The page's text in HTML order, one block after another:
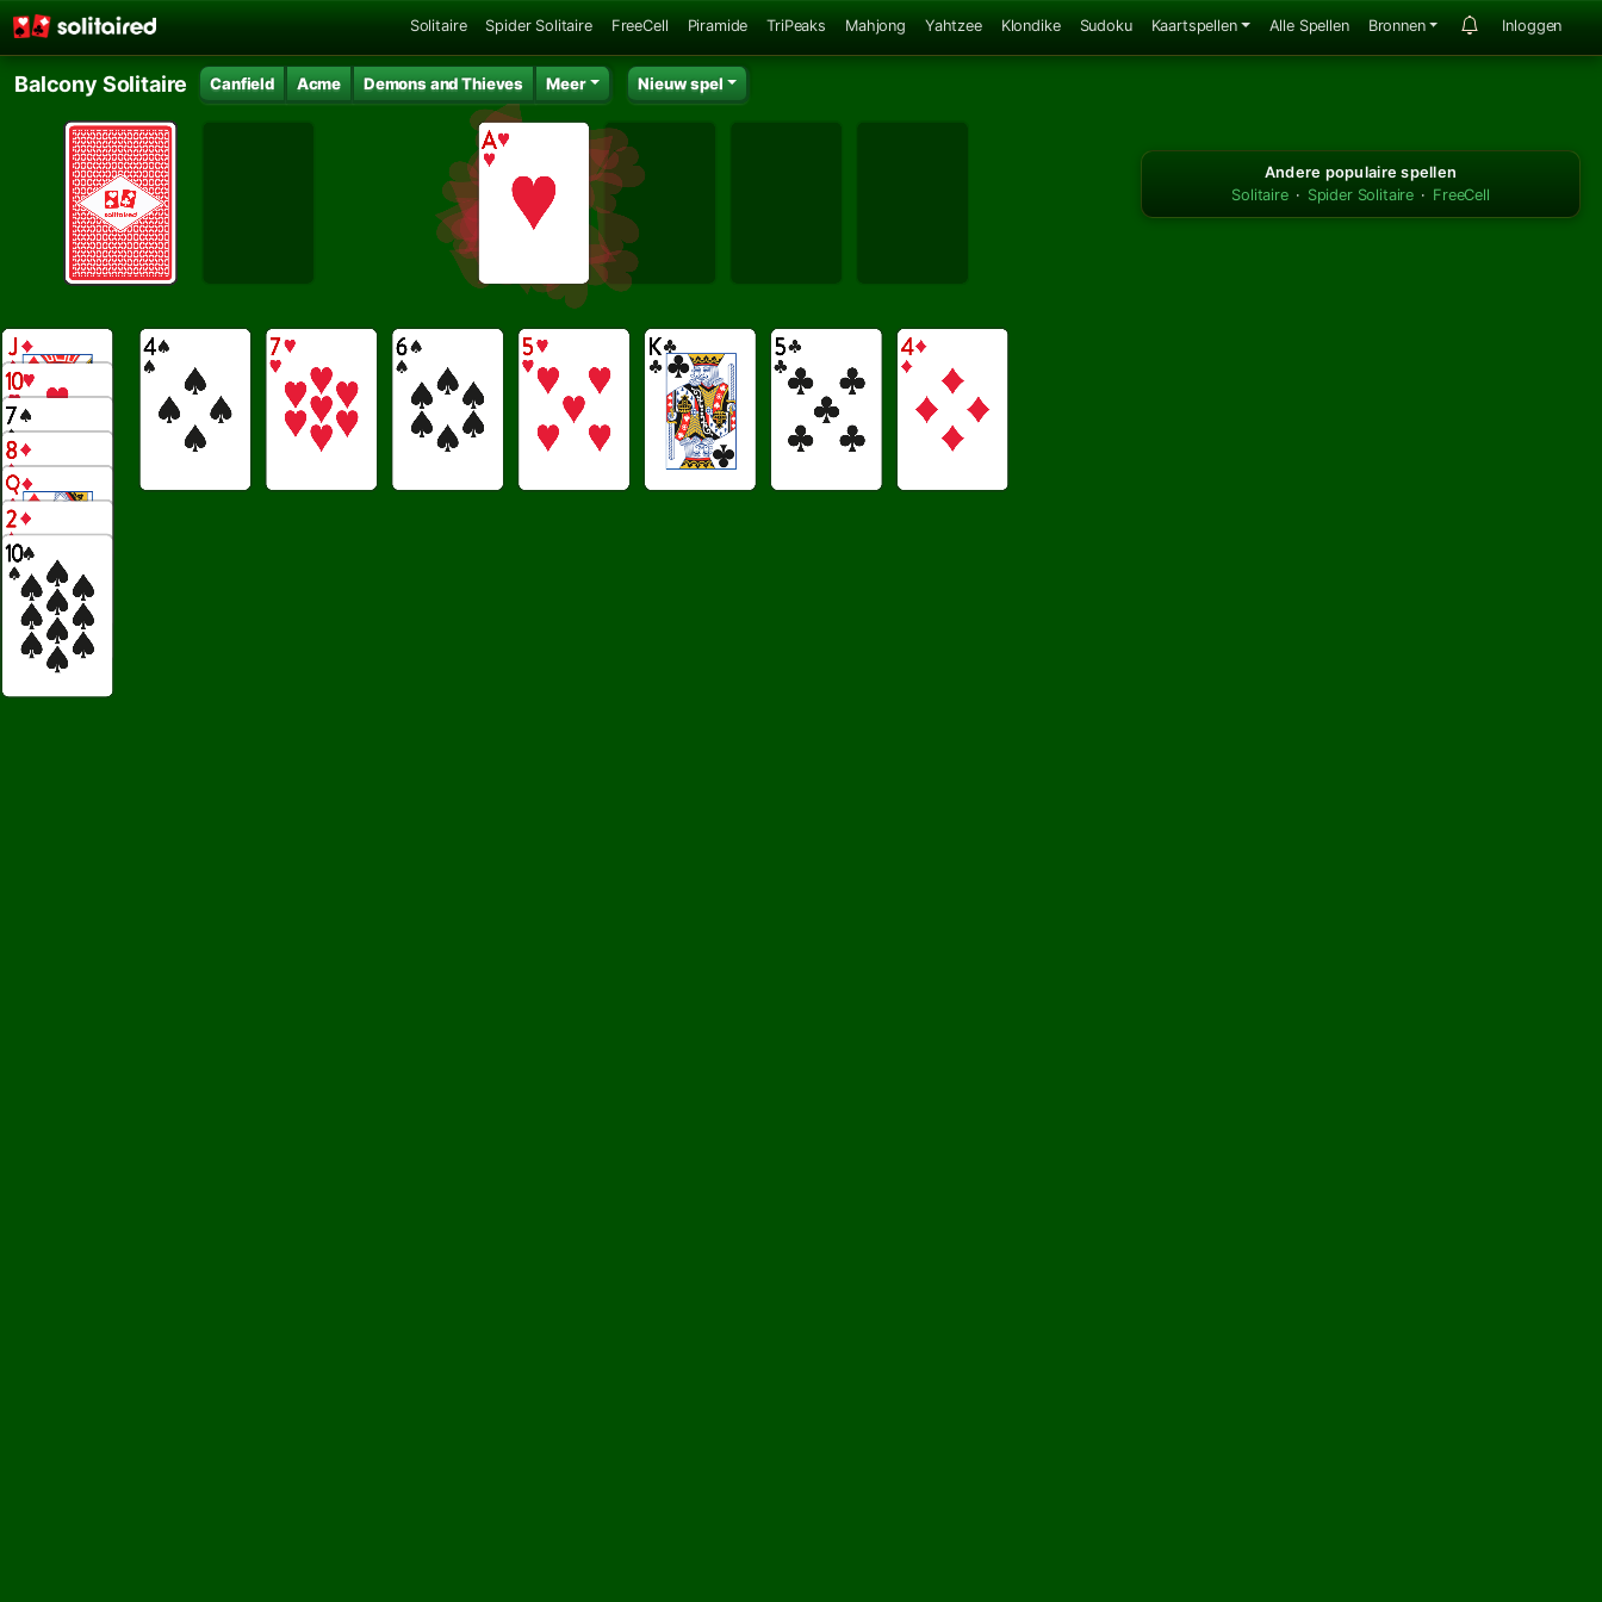
Solitaire Spider Solitaire FreeCell Piramide TriPeaks Mahjong Yahtzee Klondike Sudoku Kaartspellen Alle Spellen Bronnen Inloggen
Balcony Solitaire Canfield Acme Demons and Thieves Meer Nieuw spel
Andere populaire spellen
Solitaire · Spider Solitaire · FreeCell